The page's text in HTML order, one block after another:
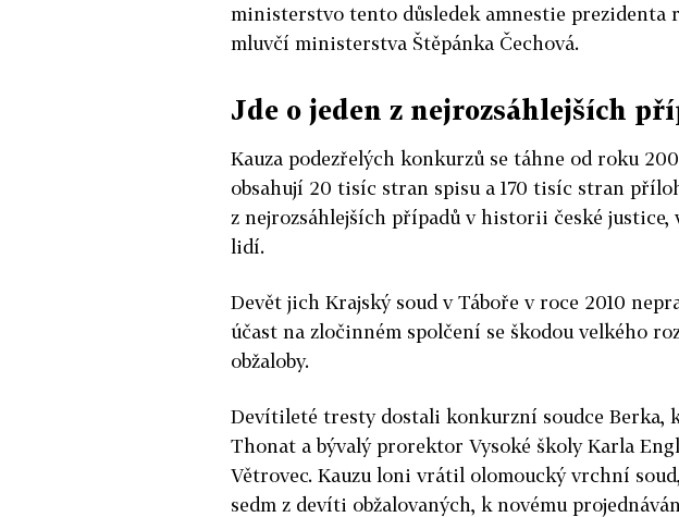
ministerstvo tento důsledek amnestie prezidenta
mluvčí ministerstva Štěpánka Čechová.
Jde o jeden z nejrozsáhlejších
Kauza podezřelých konkurzů se táhne od roku
obsahují 20 tisíc stran spisu a 170 tisíc stran
z nejrozsáhlejších případů v historii české justice,
lidí.
Devět jich Krajský soud v Táboře v roce 2010
účast na zločinném spolčení se škodou velkého
obžaloby.
Devítileté tresty dostali konkurzní soudce Berka,
Thonat a bývalý prorektor Vysoké školy Karla
Větrovec. Kauzu loni vrátil olomoucký vrchní
sedm z devíti obžalovaných, k novému